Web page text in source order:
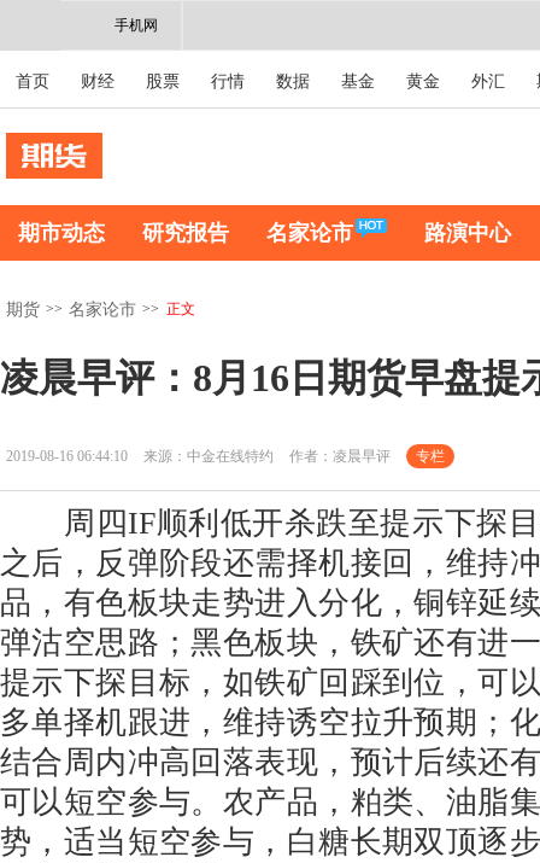
手机网
首页 财经 股票 行情 数据 基金 黄金 外汇
期市动态 研究报告 名家论市 路演中心
期货 >> 名家论市 >> 正文
凌晨早评：8月16日期货早盘提
2019-08-16 06:44:10 来源：中金在线特约 作者：凌晨早评 专栏
周四IF顺利低开杀跌至提示下探目
之后，反弹阶段还需择机接回，维持
品，有色板块走势进入分化，铜锌延
弹沽空思路；黑色板块，铁矿还有进
提示下探目标，如铁矿回踩到位，可
多单择机跟进，维持诱空拉升预期；
结合周内冲高回落表现，预计后续还
可以短空参与。农产品，粕类、油脂
势，适当短空参与，白糖长期双顶逐